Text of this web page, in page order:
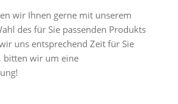
wir Ihnen gerne mit unserem
des für Sie passenden Produkts
uns entsprechend Zeit für Sie
bitten wir um eine